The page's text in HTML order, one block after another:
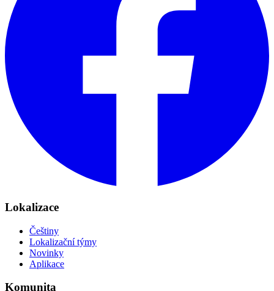
Lokalizace
Češtiny
Lokalizační týmy
Novinky
Aplikace
Komunita